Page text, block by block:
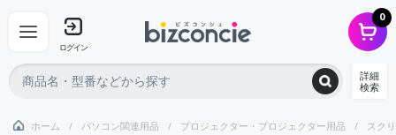
ログイン
0
詳細
検索
ホーム パソコン関連用品 プロジェクター・プロジェクター用品 スク